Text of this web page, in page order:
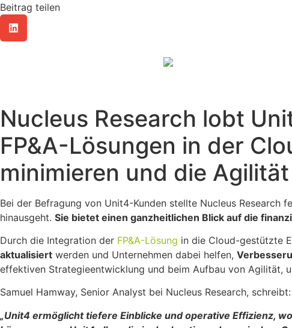
Beitrag teilen
Nucleus Research lobt
FP&A-Lösungen in der
minimieren und die
Bei der Befragung von Unit4-Kunden stellte Nucleus Research
hinausgeht. Sie bietet einen ganzheitlichen Blick auf die
Durch die Integration der FP&A-Lösung in die Cloud-gestützte
aktualisiert werden und Unternehmen dabei helfen,
effektiven Strategieentwicklung und beim Aufbau von Agilität,
Samuel Hamway, Senior Analyst bei Nucleus Research, schreibt:
„Unit4 ermöglicht tiefere Einblicke und operative Effizienz,